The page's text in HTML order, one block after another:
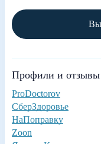
Профили и отзывы
ProDoctorov
СберЗдоровье
НаПоправку
Zoon